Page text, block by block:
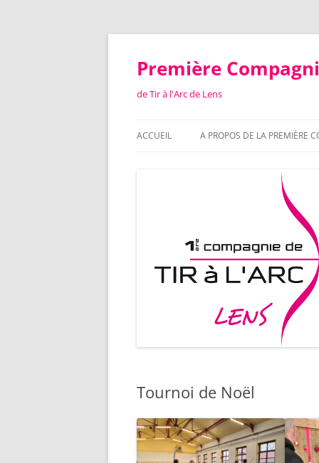
Aller
Première
de Tir à l'Arc de Lens
ACCUEIL A PROPOS DE LA PREMIÈRE
Tournoi de Noël